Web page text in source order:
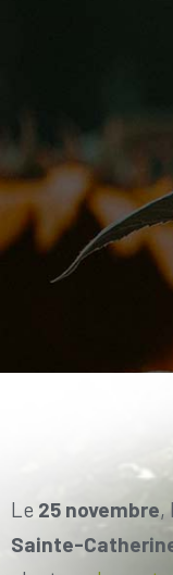
Le 25 novembre,
Sainte-